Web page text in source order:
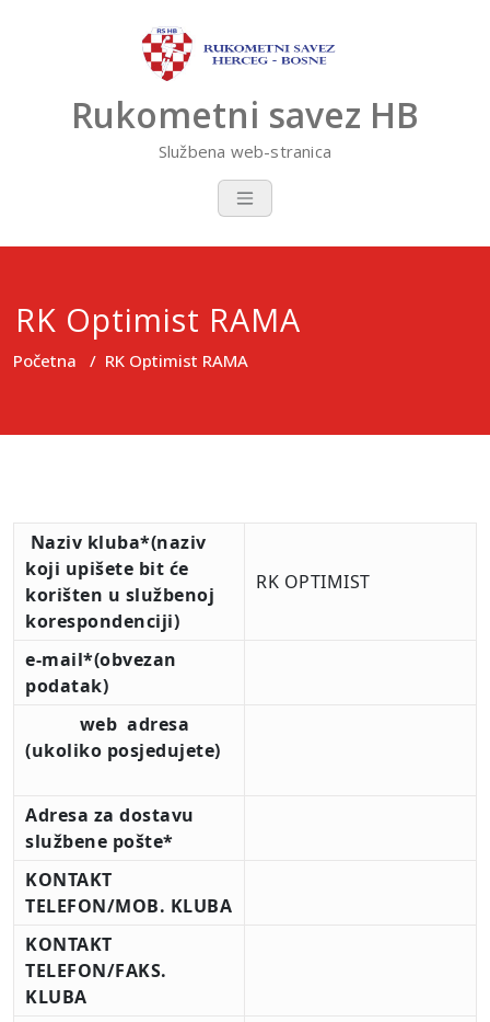
Rukometni savez HB
Službena web-stranica
RK Optimist RAMA
Početna / RK Optimist RAMA
Naziv kluba*(naziv
koji upišete bit će
korišten u službenoj
korespondenciji)
RK OPTIMIST
e-mail*(obvezan
podatak)
web adresa
(ukoliko posjedujete)
Adresa za dostavu
službene pošte*
KONTAKT
TELEFON/MOB. KLUBA
KONTAKT
TELEFON/FAKS.
KLUBA